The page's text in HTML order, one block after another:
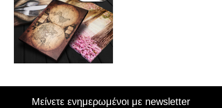
Μείνετε ενημερωμένοι με newsletter